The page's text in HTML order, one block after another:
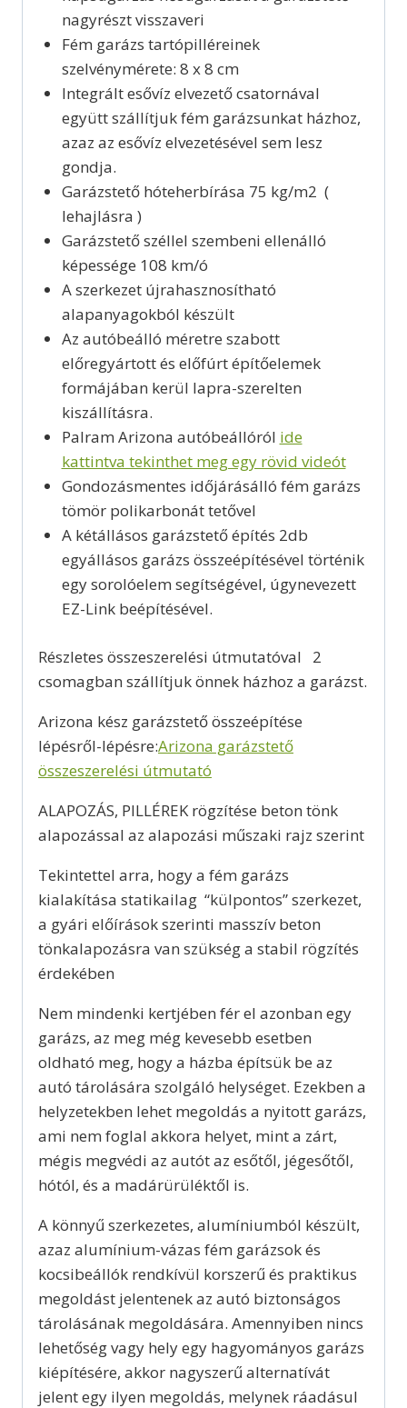
nagyrészt visszaveri
Fém garázs tartópilléreinek
szelvénymérete: 8 x 8 cm
Integrált esővíz elvezető csatornával
együtt szállítjuk fém garázsunkat házhoz,
azaz az esővíz elvezetésével sem lesz
gondja.
Garázstető hóteherbírása 75 kg/m2 (
lehajlásra )
Garázstető széllel szembeni ellenálló
képessége 108 km/ó
A szerkezet újrahasznosítható
alapanyagokból készült
Az autóbeálló méretre szabott
előregyártott és előfúrt építőelemek
formájában kerül lapra-szerelten
kiszállításra.
Palram Arizona autóbeállóról ide
kattintva tekinthet meg egy rövid videót
Gondozásmentes időjárásálló fém garázs
tömör polikarbonát tetővel
A kétállásos garázstető építés 2db
egyállásos garázs összeépítésével történik
egy sorolóelem segítségével, úgynevezett
EZ-Link beépítésével.
Részletes összeszerelési útmutatóval 2
csomagban szállítjuk önnek házhoz a garázst.
Arizona kész garázstető összeépítése
lépésről-lépésre:Arizona garázstető
összeszerelési útmutató
ALAPOZÁS, PILLÉREK rögzítése beton tönk
alapozással az alapozási műszaki rajz szerint
Tekintettel arra, hogy a fém garázs
kialakítása statikailag “külpontos” szerkezet,
a gyári előírások szerinti masszív beton
tönkalapozásra van szükség a stabil rögzítés
érdekében
Nem mindenki kertjében fér el azonban egy
garázs, az meg még kevesebb esetben
oldható meg, hogy a házba építsük be az
autó tárolására szolgáló helységet. Ezekben a
helyzetekben lehet megoldás a nyitott garázs,
ami nem foglal akkora helyet, mint a zárt,
mégis megvédi az autót az esőtől, jégesőtől,
hótól, és a madárürüléktől is.
A könnyű szerkezetes, alumíniumból készült,
azaz alumínium-vázas fém garázsok és
kocsibeállók rendkívül korszerű és praktikus
megoldást jelentenek az autó biztonságos
tárolásának megoldására. Amennyiben nincs
lehetőség vagy hely egy hagyományos garázs
kiépítésére, akkor nagyszerű alternatívát
jelent egy ilyen megoldás, melynek ráadásul